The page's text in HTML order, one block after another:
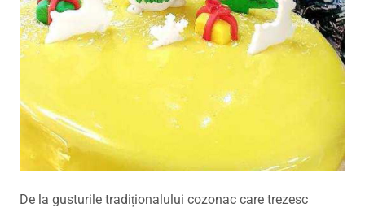
De la gusturile tradiționalului cozonac care trezesc